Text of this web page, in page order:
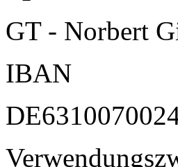
GT - Norbert
IBAN